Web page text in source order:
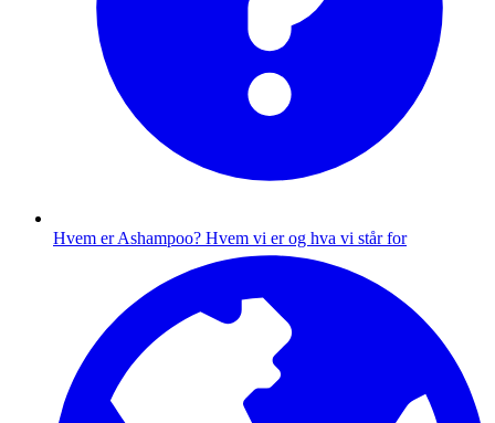
Hvem er Ashampoo? Hvem vi er og hva vi står for